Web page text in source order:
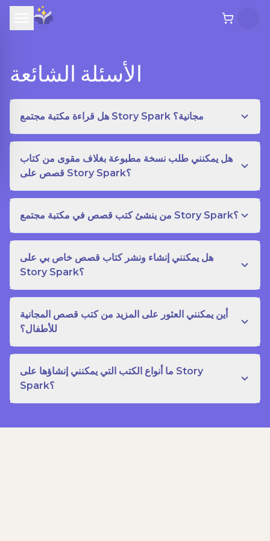
الأسئلة الشائعة
هل قراءة مكتبة مجتمع Story Spark مجانية؟
هل يمكنني طلب نسخة مطبوعة بغلاف مقوى من كتاب
قصص على Story Spark؟
من ينشئ كتب قصص في مكتبة مجتمع Story Spark؟
هل يمكنني إنشاء ونشر كتاب قصص خاص بي على
Story Spark؟
أين يمكنني العثور على المزيد من كتب قصص المجانية
للأطفال؟
ما أنواع الكتب التي يمكنني إنشاؤها على Story
Spark؟